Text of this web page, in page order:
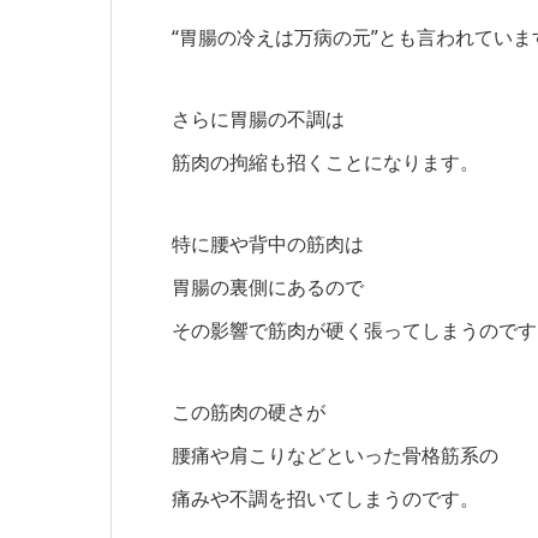
“胃腸の冷えは万病の元”とも言われていま
さらに胃腸の不調は
筋肉の拘縮も招くことになります。
特に腰や背中の筋肉は
胃腸の裏側にあるので
その影響で筋肉が硬く張ってしまうので
この筋肉の硬さが
腰痛や肩こりなどといった骨格筋系の
痛みや不調を招いてしまうのです。